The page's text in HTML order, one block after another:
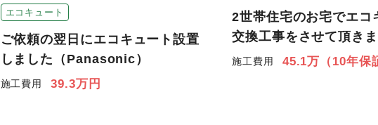
エコキュート
ご依頼の翌日にエコキュート設置
しました（Panasonic）
施工費用 39.3万円
2世帯住宅のお宅でエコ
交換工事をさせて頂きま
施工費用 45.1万（10年保